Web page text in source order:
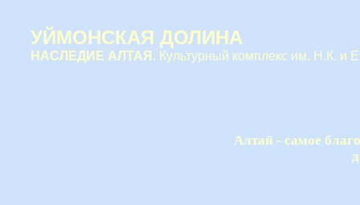
УЙМОНСКАЯ ДОЛИНА
НАСЛЕДИЕ АЛТАЯ . Культурный комплекс им. Н.К. и
Алтай - самое